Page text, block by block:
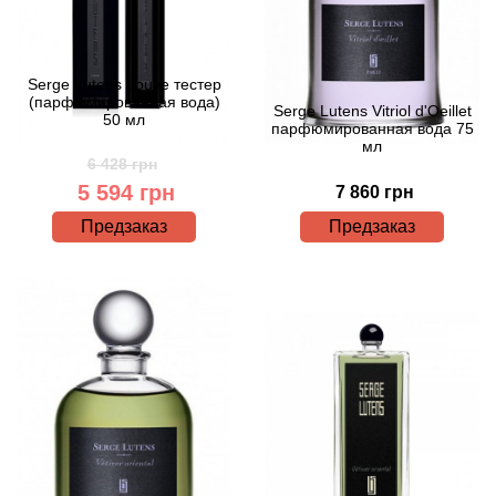
Serge Lutens Louve тестер
(парфюмированная вода)
50 мл
6 428 грн
5 594 грн
Предзаказ
Serge Lutens Vitriol d'Oeillet
парфюмированная вода 75
мл
7 860 грн
Предзаказ
Arte Profumi
Asabi
Asgharali
Atelier Cologne
Atelier Des Ors
Atelier Flou
Athena's
Atkinsons